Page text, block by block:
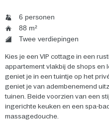
6 personen
88 m²
Twee verdiepingen
Kies je een VIP cottage in een
appartement vlakbij de shops en
geniet je in een tuintje op het
geniet je van adembenemend
tuinen. Beide voorzien van een
ingerichte keuken en een spa-
massagedouche.